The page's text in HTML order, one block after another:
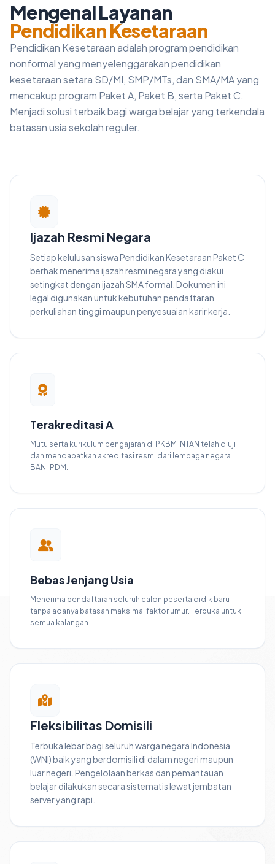
Mengenal Layanan
Pendidikan Kesetaraan
Pendidikan Kesetaraan adalah program pendidikan
nonformal yang menyelenggarakan pendidikan
kesetaraan setara SD/MI, SMP/MTs, dan SMA/MA yang
mencakup program Paket A, Paket B, serta Paket C.
Menjadi solusi terbaik bagi warga belajar yang terkendala
batasan usia sekolah reguler.
Ijazah Resmi Negara
Setiap kelulusan siswa Pendidikan Kesetaraan Paket C
berhak menerima ijazah resmi negara yang diakui
setingkat dengan ijazah SMA formal. Dokumen ini
legal digunakan untuk kebutuhan pendaftaran
perkuliahan tinggi maupun penyesuaian karir kerja.
Terakreditasi A
Mutu serta kurikulum pengajaran di PKBM INTAN telah diuji
dan mendapatkan akreditasi resmi dari lembaga negara
BAN-PDM.
Bebas Jenjang Usia
Menerima pendaftaran seluruh calon peserta didik baru
tanpa adanya batasan maksimal faktor umur. Terbuka untuk
semua kalangan.
Fleksibilitas Domisili
Terbuka lebar bagi seluruh warga negara Indonesia
(WNI) baik yang berdomisili di dalam negeri maupun
luar negeri. Pengelolaan berkas dan pemantauan
belajar dilakukan secara sistematis lewat jembatan
server yang rapi.